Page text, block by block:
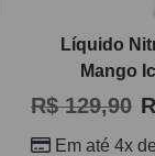
Líquido
Mango
R$129,90
Em até 4x